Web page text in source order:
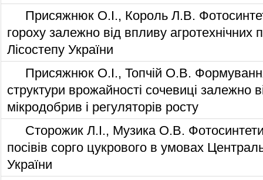
Присяжнюк О.І., Король Л.В.
гороху залежно від впливу агротехнічних
Лісостепу України
Присяжнюк О.І., Топчій О.В.
структури врожайності сочевиці залежно
мікродобрив і регуляторів росту
Сторожик Л.І., Музика О.В.
посівів сорго цукрового в умовах
України